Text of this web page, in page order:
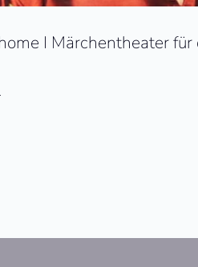
I Märchentheater